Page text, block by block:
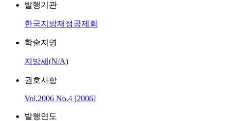
발행기관
한국지방재정공제회
학술지명
지방세(N/A)
권호사항
Vol.2006 No.4 [2006]
발행연도